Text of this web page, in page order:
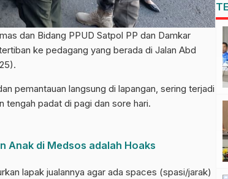
dan Bidang PPUD Satpol PP dan Damkar
ke pedagang yang berada di Jalan Abd
pemantauan langsung di lapangan, sering terjadi
tengah padat di pagi dan sore hari.
Anak di Medsos adalah Hoaks
lapak jualannya agar ada spaces (spasi/jarak)